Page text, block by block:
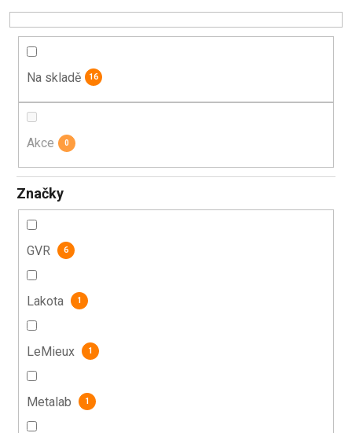
d
u
Na skladě 16
Akce 0
Značky
GVR 6
Lakota 1
LeMieux 1
Metalab 1